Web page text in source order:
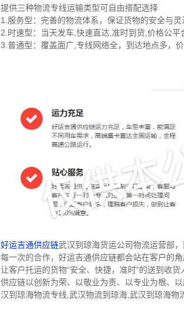
提供三种物流专线运输类型可自由搭配选择
1.服务型：完善的物流体系，保证货物的安全与灵
2.时速型：当天发车,快速直达,准时到货,价格公平
3.普通型：覆盖面广,专线网络全，到达地点多，
好运吉通供应链武汉到琼海货运公司物流运营部
每一次的合作，好运吉通供应链都会站在客户的
让客户托运的货物“安全、快捷，准时”的送到收
供应链以创新为荣、以敬业为责、以专业为根、
汉到琼海物流专线,武汉物流到琼海,武汉到琼海物